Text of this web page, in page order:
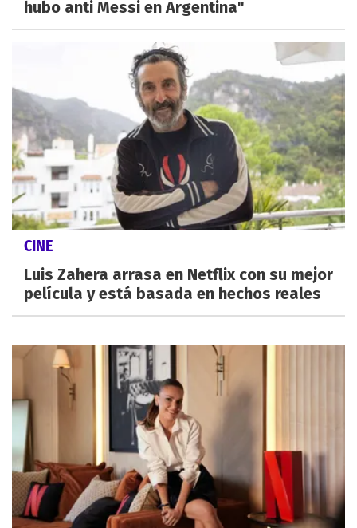
hubo anti Messi en Argentina"
CINE
Luis Zahera arrasa en Netflix con su mejor
película y está basada en hechos reales